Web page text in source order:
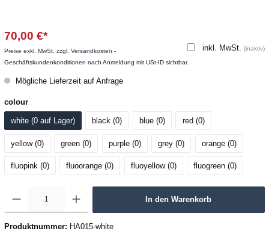
70,00 €*
inkl. MwSt. (inaktiv)
Preise exkl. MwSt. zzgl. Versandkosten -
Geschäftskundenkonditionen nach Anmeldung mit USt-ID sichtbar.
Mögliche Lieferzeit auf Anfrage
colour
white (0 auf Lager) black (0) blue (0) red (0)
yellow (0) green (0) purple (0) grey (0) orange (0)
fluopink (0) fluoorange (0) fluoyellow (0) fluogreen (0)
In den Warenkorb
Produktnummer: HA015-white